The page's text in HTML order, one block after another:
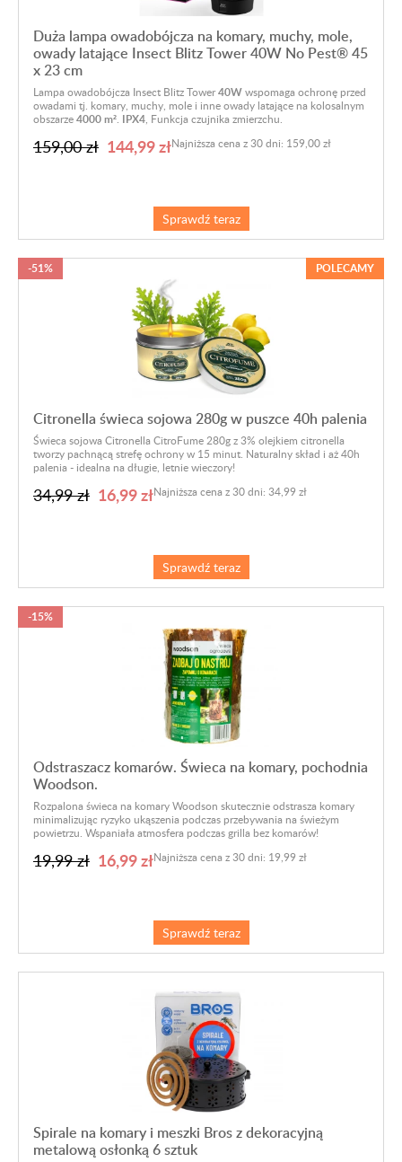
Duża lampa owadobójcza na komary, muchy, mole,
owady latające Insect Blitz Tower 40W No Pest® 45
x 23 cm
Lampa owadobójcza Insect Blitz Tower40Wwspomaga ochronę przed
owadami tj. komary, muchy, mole i inne owady latające na kolosalnym
obszarze4000 m² IPX4 , Funkcja czujnika zmierzchu.
159,00 zł 144,99 złNajniższa cena z 30 dni: 159,00 zł
Sprawdź teraz
Citronella świeca sojowa 280g w puszce 40h palenia
-51% POLECAMY
Świeca sojowa Citronella CitroFume 280g z 3% olejkiem citronella
tworzy pachnącą strefę ochrony w 15 minut. Naturalny skład i aż 40h
palenia - idealna na długie, letnie wieczory!
34,99 zł 16,99 złNajniższa cena z 30 dni: 34,99 zł
Sprawdź teraz
Odstraszacz komarów. Świeca na komary, pochodnia
Woodson.
-15%
Rozpalona świeca na komary Woodson skutecznie odstrasza komary
minimalizując ryzyko ukąszenia podczas przebywania na świeżym
powietrzu. Wspaniała atmosfera podczas grilla bez komarów!
19,99 zł 16,99 złNajniższa cena z 30 dni: 19,99 zł
Sprawdź teraz
Spirale na komary i meszki Bros z dekoracyjną
metalową osłonką 6 sztuk